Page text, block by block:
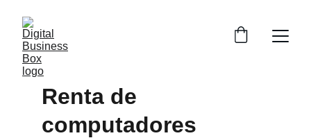
Renta de
computadores